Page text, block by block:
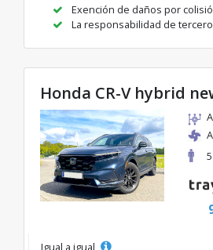
Exención de daños por
La responsabilidad de
Honda CR-V hybrid
5
Igual a igual